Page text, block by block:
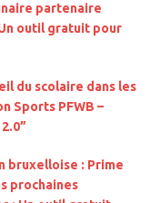
partenaire
outil gratuit pour
du scolaire dans les
Sports PFWB –
bruxelloise : Prime
prochaines